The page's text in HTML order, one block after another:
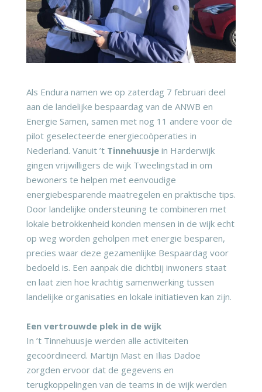
Als Endura namen we op zaterdag 7 februari deel
aan de landelijke bespaardag van de ANWB en
Energie Samen, samen met nog 11 andere voor de
pilot geselecteerde energiecoöperaties in
Nederland. Vanuit ’t Tinnehuusjein Harderwijk
gingen vrijwilligers de wijk Tweelingstad in om
bewoners te helpen met eenvoudige
energiebesparende maatregelen en praktische tips.
Door landelijke ondersteuning te combineren met
lokale betrokkenheid konden mensen in de wijk echt
op weg worden geholpen met energie besparen,
precies waar deze gezamenlijke Bespaardag voor
bedoeld is. Een aanpak die dichtbij inwoners staat
en laat zien hoe krachtig samenwerking tussen
landelijke organisaties en lokale initiatieven kan zijn.
Een vertrouwde plek in de wijk
In ’t Tinnehuusje werden alle activiteiten
gecoördineerd. Martijn Mast en Ilias Dadoe
zorgden ervoor dat de gegevens en
terugkoppelingen van de teams in de wijk werden